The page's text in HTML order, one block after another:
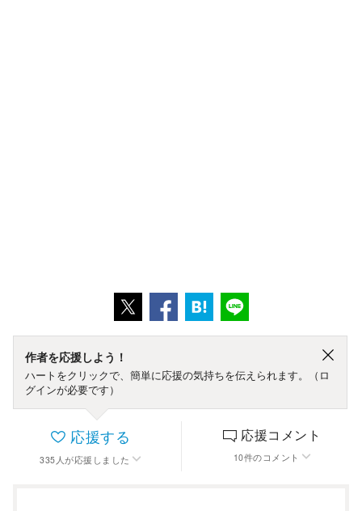
作者を応援しよう！
ハートをクリックで、簡単に応援の気持ちを伝えられます。（ロ
グインが必要です）
応援する
335 人が応援しました
応援コメント
10件のコメント